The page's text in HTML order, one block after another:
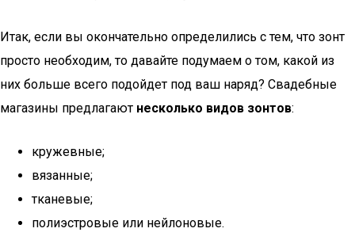
Итак, если вы окончательно определились с тем, что зонт
просто необходим, то давайте подумаем о том, какой из
них больше всего подойдет под ваш наряд? Свадебные
магазины предлагают несколько видов зонтов:
кружевные;
вязанные;
тканевые;
полиэстровые или нейлоновые.